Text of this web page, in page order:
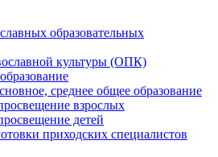
образовательных
культуры (ОПК)
среднее общее образование
взрослых
детей
приходских специалистов